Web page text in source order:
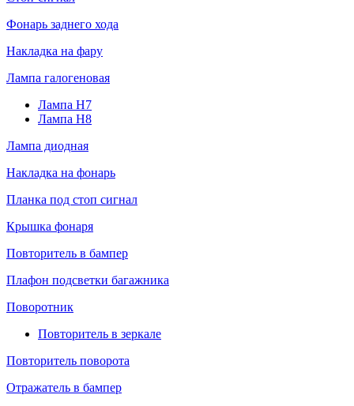
Фонарь заднего хода
Накладка на фару
Лампа галогеновая
Лампа H7
Лампа H8
Лампа диодная
Накладка на фонарь
Планка под стоп сигнал
Крышка фонаря
Повторитель в бампер
Плафон подсветки багажника
Поворотник
Повторитель в зеркале
Повторитель поворота
Отражатель в бампер